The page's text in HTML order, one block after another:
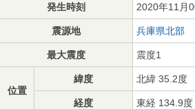
発生時刻 2020年11月
震源地 兵庫県北部
最大震度 震度1
位置
緯度 北緯 35.2度
経度 東経 134.9度